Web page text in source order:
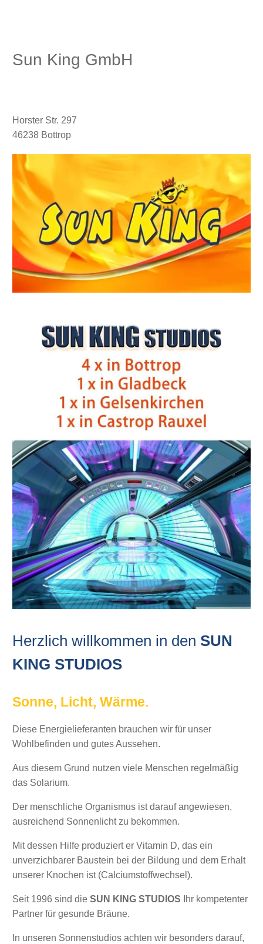
Sun King GmbH
Horster Str. 297
46238 Bottrop
Herzlich willkommen in den SUN
KING STUDIOS
Sonne, Licht, Wärme.
Diese Energielieferanten brauchen wir für unser
Wohlbefinden und gutes Aussehen.
Aus diesem Grund nutzen viele Menschen regelmäßig
das Solarium.
Der menschliche Organismus ist darauf angewiesen,
ausreichend Sonnenlicht zu bekommen.
Mit dessen Hilfe produziert er Vitamin D, das ein
unverzichbarer Baustein bei der Bildung und dem Erhalt
unserer Knochen ist (Calciumstoffwechsel).
Seit 1996 sind die SUN KING STUDIOS Ihr kompetenter
Partner für gesunde Bräune.
In unseren Sonnenstudios achten wir besonders darauf,